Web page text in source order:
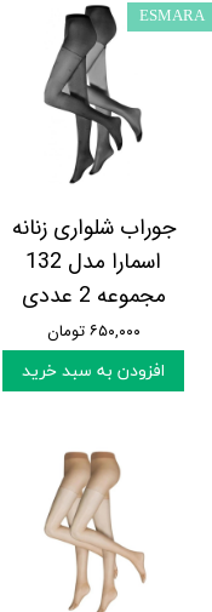
جوراب شلواری زنانه
اسمارا مدل 132
مجموعه 2 عددی
۶۵۰,۰۰۰ تومان
افزودن به سبد خرید
ESMARA